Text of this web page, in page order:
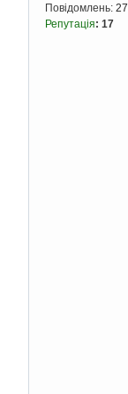
Повідомлень:
Репутація: 17